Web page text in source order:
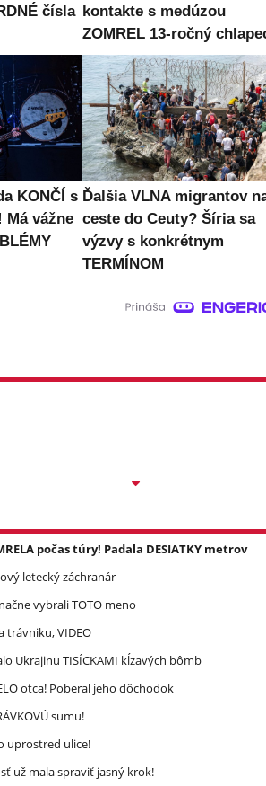
čísla kontakte s medúzou
ZOMREL 13-ročný
KONČÍ s
Má vážne
Ďalšia VLNA migrantov
ceste do Ceuty? Šíria sa
výzvy s konkrétnym
TERMÍNOM
počas túry! Padala DESIATKY metrov
letecký záchranár
vybrali TOTO meno
trávniku, VIDEO
Ukrajinu TISÍCKAMI kĺzavých bômb
otca! Poberal jeho dôchodok
sumu!
uprostred ulice!
už mala spraviť jasný krok!